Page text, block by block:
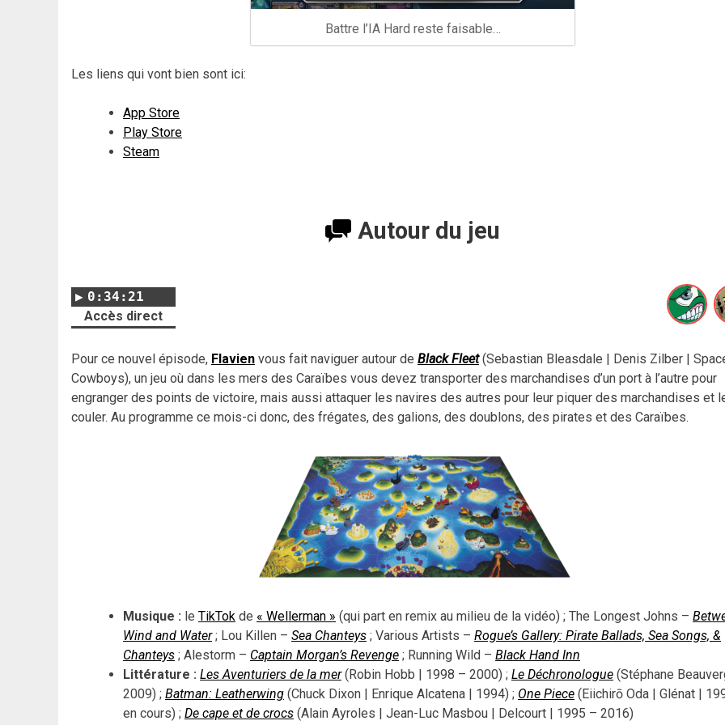
Battre l’IA Hard reste faisable…
Les liens qui vont bien sont ici:
App Store
Play Store
Steam
Autour du jeu
0:34:21
Accès direct
Pour ce nouvel épisode, Flavien vous fait naviguer autour de Black Fleet(Sebastian Bleasdale | Denis Zilber |
Cowboys), un jeu où dans les mers des Caraïbes vous devez transporter des marchandises d’un port à l’autre pour
engranger des points de victoire, mais aussi attaquer les navires des autres pour leur piquer des marchandises et
couler. Au programme ce mois-ci donc, des frégates, des galions, des doublons, des pirates et des Caraïbes.
Musique : le TikTok de « Wellerman » (qui part en remix au milieu de la vidéo) ; The Longest Johns –
Wind and Water; Lou Killen – Sea Chanteys ; Various Artists – Rogue’s Gallery: Pirate Ballads, Sea Songs, &
Chanteys ; Alestorm – Captain Morgan’s Revenge ; Running Wild – Black Hand Inn
Littérature : Les Aventuriers de la mer(Robin Hobb | 1998 – 2000) ; Le Déchronologue (Stéphane
2009) ; Batman: Leatherwing (Chuck Dixon | Enrique Alcatena | 1994) ; One Piece (Eiichirō Oda | Glénat |
en cours) ; De cape et de crocs (Alain Ayroles | Jean-Luc Masbou | Delcourt | 1995 – 2016)